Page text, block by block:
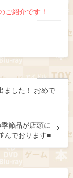
ご紹介です！
した！ おめで
節品が店頭に
んでおります■